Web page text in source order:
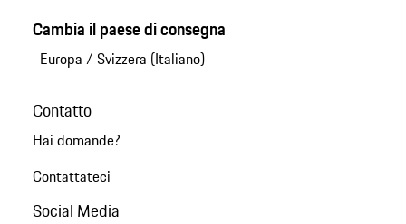
Cambia il paese di consegna
Europa / Svizzera (Italiano)
Contatto
Hai domande?
Contattateci
Social Media